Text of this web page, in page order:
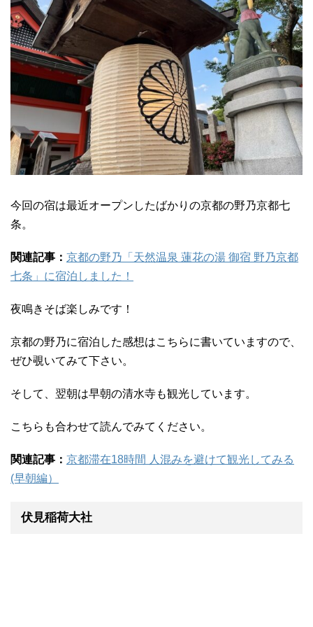
今回の宿は最近オープンしたばかりの京都の野乃京都七
条。
関連記事： 京都の野乃「天然温泉 蓮花の湯 御宿 野乃京都
七条」に宿泊しました！
夜鳴きそば楽しみです！
京都の野乃に宿泊した感想はこちらに書いていますので、
ぜひ覗いてみて下さい。
そして、翌朝は早朝の清水寺も観光しています。
こちらも合わせて読んでみてください。
関連記事： 京都滞在18時間 人混みを避けて観光してみる
(早朝編）
伏見稲荷大社